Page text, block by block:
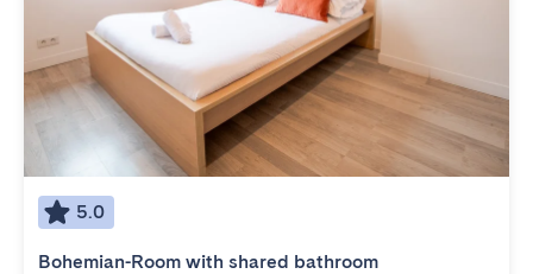
5.0
Bohemian-Room with shared bathroom